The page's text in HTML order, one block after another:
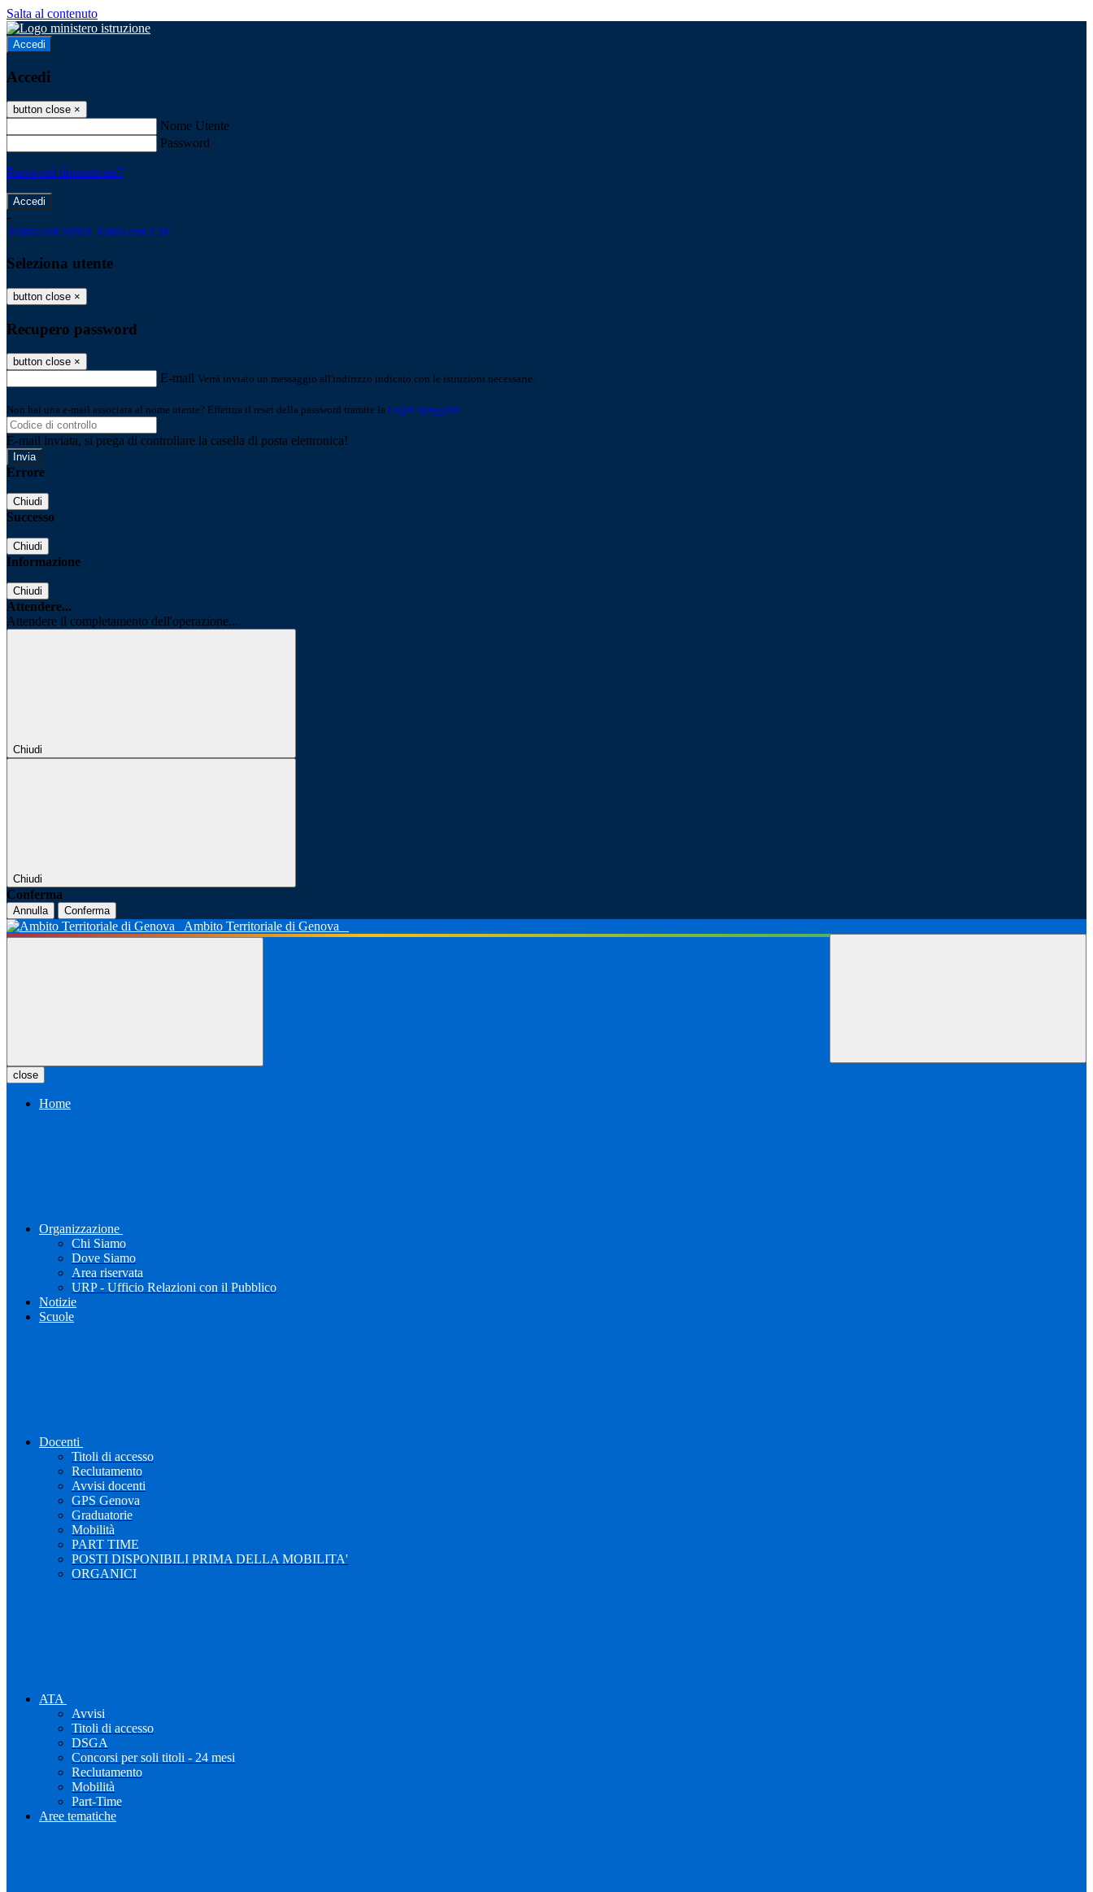
Salta al contenuto
Accedi
Accedi
button close ×
Nome Utente
Password
Password dimenticata?
-
Entra con SPID Entra con CIE
Seleziona utente
button close ×
Recupero password
button close ×
E-mail Verrà inviato un messaggio all'indirizzo indicato con le istruzioni necessarie.
Non hai una e-mail associata al nome utente? Effettua il reset della password tramite la Login Spaggiari
E-mail inviata, si prega di controllare la casella di posta elettronica!
Errore
Chiudi
Successo
Chiudi
Informazione
Chiudi
Attendere...
Attendere il completamento dell'operazione...
Chiudi
Chiudi
Conferma
Annulla Conferma
Ambito Territoriale di Genova
close
Home
Organizzazione
Chi Siamo
Dove Siamo
Area riservata
URP - Ufficio Relazioni con il Pubblico
Notizie
Scuole
Docenti
Titoli di accesso
Reclutamento
Avvisi docenti
GPS Genova
Graduatorie
Mobilità
PART TIME
POSTI DISPONIBILI PRIMA DELLA MOBILITA'
ORGANICI
ATA
Avvisi
Titoli di accesso
DSGA
Concorsi per soli titoli - 24 mesi
Reclutamento
Mobilità
Part-Time
Aree tematiche